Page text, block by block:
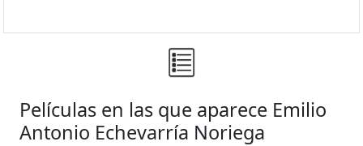
Películas en las que aparece Emilio
Antonio Echevarría Noriega